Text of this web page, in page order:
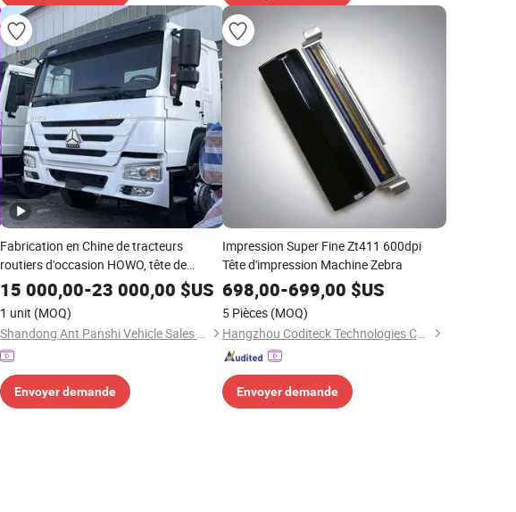
Fabrication en Chine de tracteurs
routiers d'occasion HOWO, tête de
tracteur Dongfeng JAC, haute qualité,
rouge, nouveau moteur Weichai 6X4
Super 480HP
15 000,00-23 000,00 $US
1 unit (MOQ)
Shandong Ant Panshi Vehicle Sales Co., Ltd
Envoyer demande
Impression Super Fine Zt411 600dpi
Tête d'impression Machine Zebra
698,00-699,00 $US
5 Pièces (MOQ)
Hangzhou Coditeck Technologies Co., Ltd.
Envoyer demande